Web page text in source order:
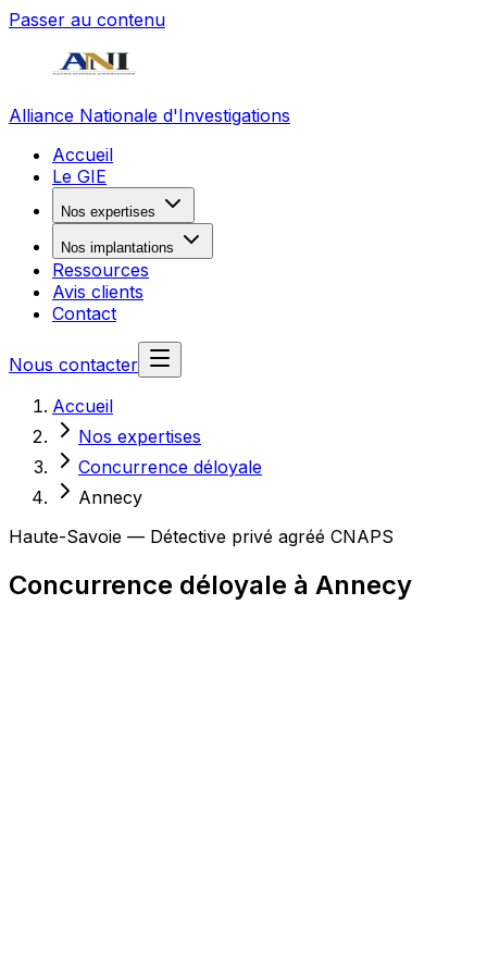
Passer au contenu
Alliance Nationale d'Investigations
Accueil
Le GIE
Nos expertises
Nos implantations
Ressources
Avis clients
Contact
Nous contacter
Accueil
Nos expertises
Concurrence déloyale
Annecy
Haute-Savoie — Détective privé agréé CNAPS
Concurrence déloyale à Annecy